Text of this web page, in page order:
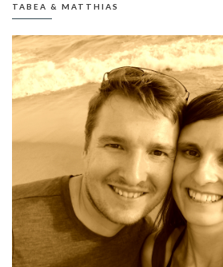
TABEA & MATTHIAS